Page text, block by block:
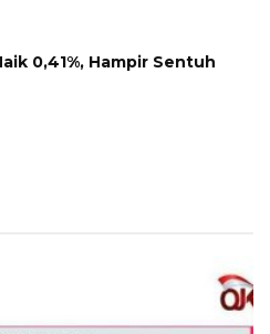
0,41%, Hampir Sentuh